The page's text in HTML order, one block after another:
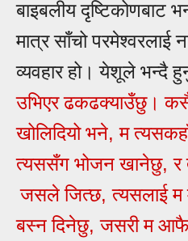
बाइबलीय दृष्टिकोणबाट
मात्र साँचो परमेश्वरलाई
व्यवहार हो। येशूले भन्दै
उभिएर ढकढक्‍याउँछु।
खोलिदियो भने,म
त्‍यससँग भोजन खानेछु,र
जसले जित्‍छ,त्‍यसलाई म
बस्‍न दिनेछु,जसरी म